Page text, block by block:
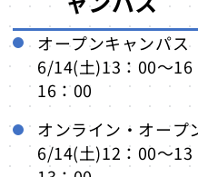
オープンキャンパス
6/14(土)13：00～
16：00
オンライン・オープ
6/14(土)12：00～